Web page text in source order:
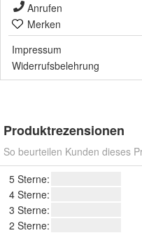
Anrufen
Merken
Impressum
Widerrufsbelehrung
Produktrezensionen
So beurteilen Kunden dieses
5 Sterne:
4 Sterne:
3 Sterne:
2 Sterne: